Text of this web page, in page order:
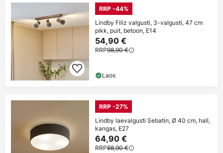
RRP -44%
Lindby Filiz valgusti, 3-valgusti, 47 cm
pikk, puit, betoon, E14
54,90 €
RRP98,90 €
Laos
RRP -27%
Lindby laevalgusti Sebatin, Ø 40 cm, hall,
kangas, E27
64,90 €
RRP88,90 €